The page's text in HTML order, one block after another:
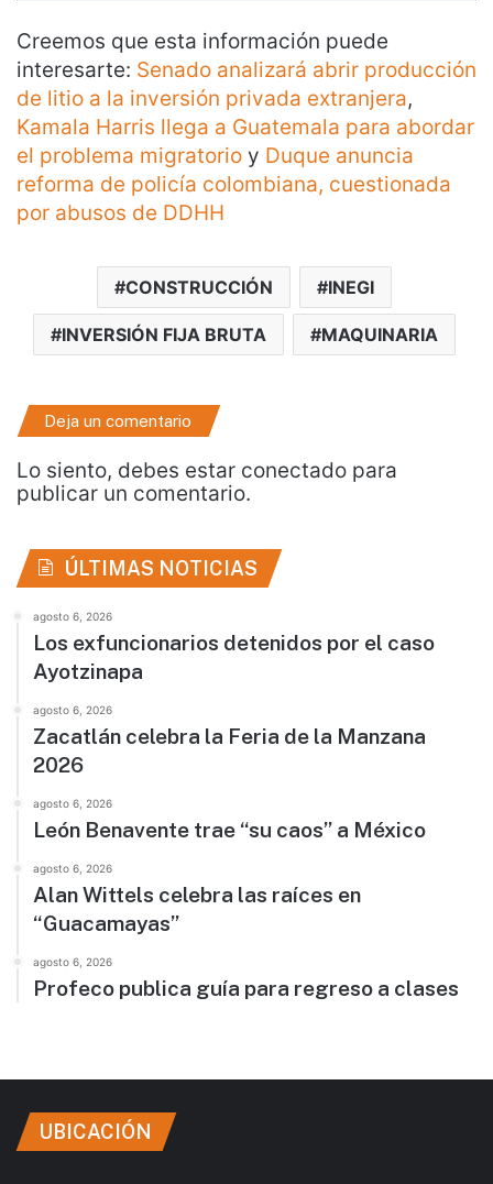
Creemos que esta información puede
interesarte: Senado analizará abrir producción
de litio a la inversión privada extranjera,
Kamala Harris llega a Guatemala para abordar
el problema migratorio y Duque anuncia
reforma de policía colombiana, cuestionada
por abusos de DDHH
CONSTRUCCIÓN INEGI
INVERSIÓN FIJA BRUTA MAQUINARIA
Deja un comentario
Lo siento, debes estar conectado para
publicar un comentario.
ÚLTIMAS NOTICIAS
agosto 6, 2026
Los exfuncionarios detenidos por el caso
Ayotzinapa
agosto 6, 2026
Zacatlán celebra la Feria de la Manzana
2026
agosto 6, 2026
León Benavente trae “su caos” a México
agosto 6, 2026
Alan Wittels celebra las raíces en
“Guacamayas”
agosto 6, 2026
Profeco publica guía para regreso a clases
UBICACIÓN